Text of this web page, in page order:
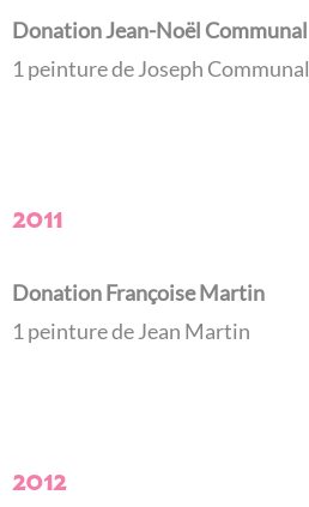
Donation Jean-Noël Communal
1 peinture de Joseph Communal
2011
Donation Françoise Martin
1 peinture de Jean Martin
2012